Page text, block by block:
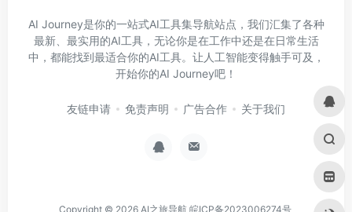
AI Journey是你的一站式AI工具集导航站点，我们汇集了各种
最新、最实用的AI工具，无论你是在工作中还是在日常生活
中，都能找到最适合你的AI工具。让人工智能变得触手可及，
开始你的AI Journey吧！
友链申请 免责声明 广告合作 关于我们
Copyright © 2026 AI之旅导航 皖ICP备2023006274号